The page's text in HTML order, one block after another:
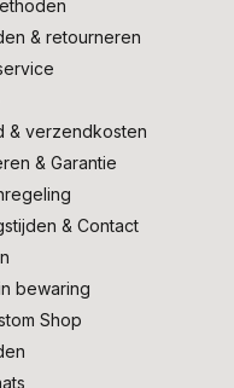
& retourneren
& verzendkosten
& Garantie
& Contact
bewaring
Shop